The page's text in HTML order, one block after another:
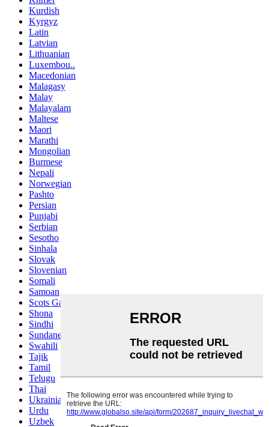
Kurdish
Kyrgyz
Latin
Latvian
Lithuanian
Luxembou..
Macedonian
Malagasy
Malay
Malayalam
Maltese
Maori
Marathi
Mongolian
Burmese
Nepali
Norwegian
Pashto
Persian
Punjabi
Serbian
Sesotho
Sinhala
Slovak
Slovenian
Somali
Samoan
Scots Gaelic
Shona
Sindhi
Sundanese
Swahili
Tajik
Tamil
Telugu
Thai
Ukrainian
Urdu
Uzbek